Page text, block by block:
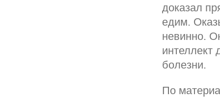
доказал
едим.
невинно.
интеллект
болезни.
По